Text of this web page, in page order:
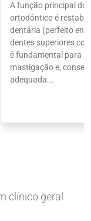
A função principal do
ortodôntico é
dentária (perfeito
dentes superiores
é fundamental para a
mastigação e,
adequada...
clínico geral